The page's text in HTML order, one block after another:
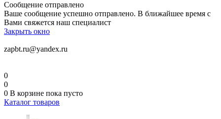
Сообщение отправлено
Ваше сообщение успешно отправлено. В ближайшее время с
Вами свяжется наш специалист
Закрыть окно
zapbt.ru@yandex.ru
0
0
0 В корзине пока пусто
Каталог товаров